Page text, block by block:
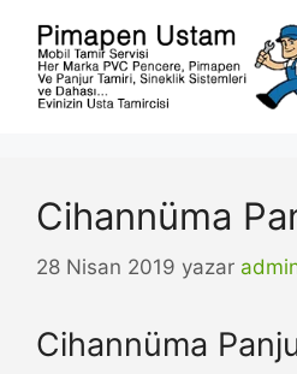
Cihannüma
28 Nisan 2019 yazar
Cihannüma